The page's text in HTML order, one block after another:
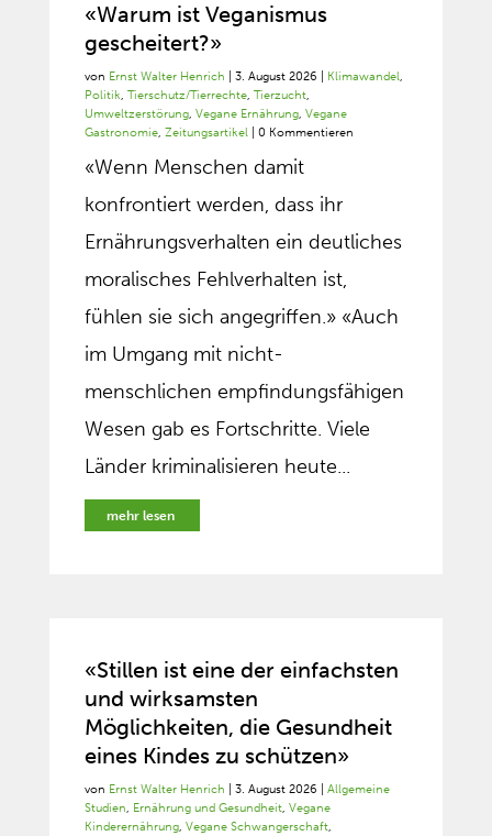
«Warum ist Veganismus
gescheitert?»
von Ernst Walter Henrich 3. August 2026 Klimawandel,
Politik, Tierschutz/Tierrechte, Tierzucht,
Umweltzerstörung, Vegane Ernährung, Vegane
Gastronomie, Zeitungsartikel| 0 Kommentieren
«Wenn Menschen damit
konfrontiert werden, dass ihr
Ernährungsverhalten ein deutliches
moralisches Fehlverhalten ist,
fühlen sie sich angegriffen.» «Auch
im Umgang mit nicht-
menschlichen empfindungsfähigen
Wesen gab es Fortschritte. Viele
Länder kriminalisieren heute...
mehr lesen
«Stillen ist eine der einfachsten
und wirksamsten
Möglichkeiten, die Gesundheit
eines Kindes zu schützen»
von Ernst Walter Henrich 3. August 2026
Allgemeine
Studien, Ernährung und Gesundheit, Vegane
Kinderernährung, Vegane Schwangerschaft,